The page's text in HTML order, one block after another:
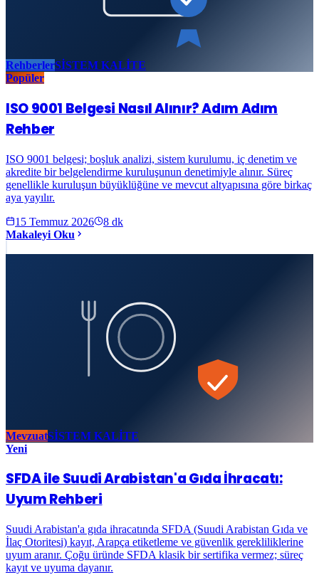
RehberlerSİSTEM KALİTE
Popüler
ISO 9001 Belgesi Nasıl Alınır? Adım Adım
Rehber
ISO 9001 belgesi; boşluk analizi, sistem kurulumu, iç denetim ve
akredite bir belgelendirme kuruluşunun denetimiyle alınır. Süreç
genellikle kuruluşun büyüklüğüne ve mevcut altyapısına göre birkaç
aya yayılır.
15 Temmuz 2026
8 dk
Makaleyi Oku
MevzuatSİSTEM KALİTE
Yeni
SFDA ile Suudi Arabistan'a Gıda İhracatı:
Uyum Rehberi
Suudi Arabistan'a gıda ihracatında SFDA (Suudi Arabistan Gıda ve
İlaç Otoritesi) kayıt, Arapça etiketleme ve güvenlik gerekliliklerine
uyum aranır. Çoğu üründe SFDA klasik bir sertifika vermez; süreç
kayıt ve uyuma dayanır.